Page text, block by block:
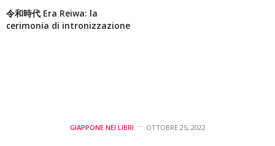
令和時代 Era Reiwa: la
cerimonia di intronizzazione
GIAPPONE NEI LIBRI OTTOBRE 25, 2022